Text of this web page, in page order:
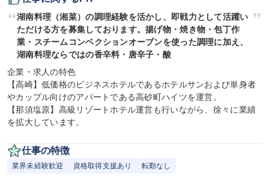
湖南料理（湘菜）の調理経験を活かし、即戦力として活躍い
ただける方を募集しております。揚げ物・焼き物・包丁作
業・スチームコンベクションオーブンを使った調理に加え、
湖南料理ならではの香辛料・唐辛子・酸
企業・求人の特色
【高崎】低価格のビジネスホテルであるホテルサンおよび単身者
やカップル向けのアパートである高砂町ハイツを運営。
【那須塩原】高級リゾートホテル運営も行いながら、徐々に業績
を拡大しています。
仕事の特徴
業界未経験歓迎 資格取得支援あり 転勤なし